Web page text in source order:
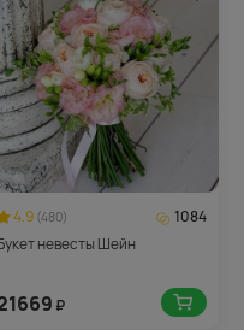
4.9 (480)
1084
невесты Шейн
₽